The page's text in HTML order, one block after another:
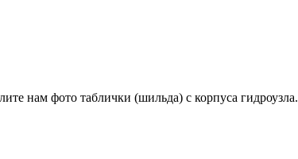
нам фото таблички (шильда) с корпуса гидроузла.